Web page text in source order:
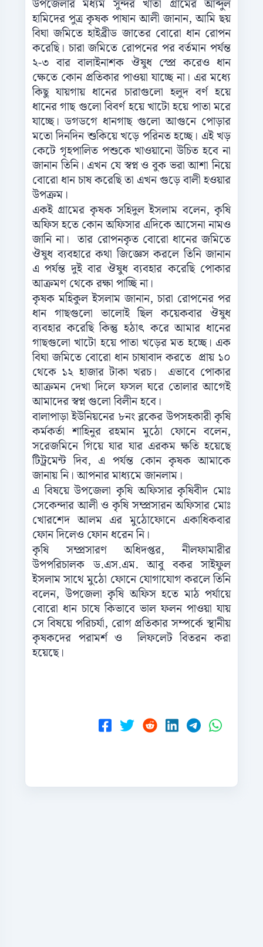
উপজেলার মধ্যম সুন্দর খাতা গ্রামের আব্দুল
হামিদের পুত্র কৃষক পাষান আলী জানান, আমি ছয়
বিঘা জমিতে হাইব্রীড জাতের বোরো ধান রোপন
করেছি। চারা জমিতে রোপনের পর বর্তমান পর্যন্ত
২-৩ বার বালাইনাশক ঔষুধ স্প্রে করেও ধান
ক্ষেতে কোন প্রতিকার পাওয়া যাচ্ছে না। এর মধ্যে
কিছু যায়গায় ধানের চারাগুলো হলুদ বর্ণ হয়ে
ধানের গাছ গুলো বিবর্ণ হয়ে খাটো হয়ে পাতা মরে
যাচ্ছে। ডগডগে ধানগাছ গুলো আগুনে পোড়ার
মতো দিনদিন শুকিয়ে খড়ে পরিনত হচ্ছে। এই খড়
কেটে গৃহপালিত পশুকে খাওয়ানো উচিত হবে না
জানান তিনি। এখন যে স্বপ্ন ও বুক ভরা আশা নিয়ে
বোরো ধান চাষ করেছি তা এখন গুড়ে বালী হওয়ার
উপক্রম।
একই গ্রামের কৃষক সহিদুল ইসলাম বলেন, কৃষি
অফিস হতে কোন অফিসার এদিকে আসেনা নামও
জানি না। তার রোপনকৃত বোরো ধানের জমিতে
ঔষুধ ব্যবহারে কথা জিজ্ঞেস করলে তিনি জানান
এ পর্যন্ত দুই বার ঔষুধ ব্যবহার করেছি পোকার
আক্রমণ থেকে রক্ষা পাচ্ছি না।
কৃষক মহিকুল ইসলাম জানান, চারা রোপনের পর
ধান গাছগুলো ভালোই ছিল কয়েকবার ঔষুধ
ব্যবহার করেছি কিন্তু হঠাৎ করে আমার ধানের
গাছগুলো খাটো হয়ে পাতা খড়ের মত হচ্ছে। এক
বিঘা জমিতে বোরো ধান চাষাবাদ করতে প্রায় ১০
থেকে ১২ হাজার টাকা খরচ। এভাবে পোকার
আক্রমন দেখা দিলে ফসল ঘরে তোলার আগেই
আমাদের স্বপ্ন গুলো বিলীন হবে।
বালাপাড়া ইউনিয়নের ৮নং ব্লকের উপসহকারী কৃষি
কর্মকর্তা শাহিনুর রহমান মুঠো ফোনে বলেন,
সরেজমিনে গিয়ে যার যার এরকম ক্ষতি হয়েছে
টিট্রমেন্ট দিব, এ পর্যন্ত কোন কৃষক আমাকে
জানায় নি। আপনার মাধ্যমে জানলাম।
এ বিষয়ে উপজেলা কৃষি অফিসার কৃষিবীদ মোঃ
সেকেন্দার আলী ও কৃষি সম্প্রসারন অফিসার মোঃ
খোরশেদ আলম এর মুঠোফোনে একাধিকবার
ফোন দিলেও ফোন ধরেন নি।
কৃষি সম্প্রসারণ অধিদপ্তর, নীলফামারীর
উপপরিচালক ড.এস.এম. আবু বকর সাইফুল
ইসলাম সাথে মুঠো ফোনে যোগাযোগ করলে তিনি
বলেন, উপজেলা কৃষি অফিস হতে মাঠ পর্যায়ে
বোরো ধান চাষে কিভাবে ভাল ফলন পাওয়া যায়
সে বিষয়ে পরিচর্যা, রোগ প্রতিকার সম্পর্কে স্থানীয়
কৃষকদের পরামর্শ ও লিফলেট বিতরন করা
হয়েছে।